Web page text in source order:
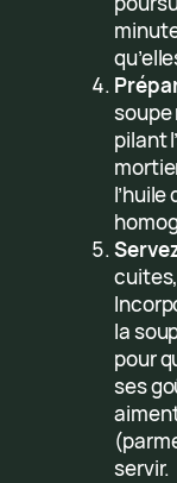
soupe
pilant
l’huile
la
pour
ses
servir.